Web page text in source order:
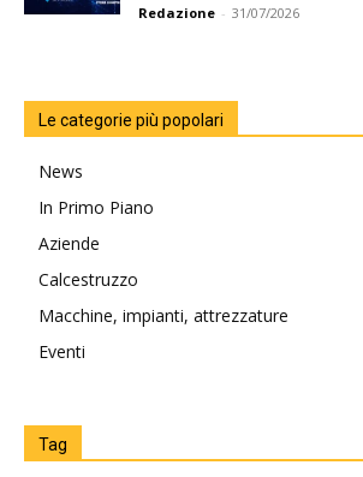
Redazione - 31/07/2026
Le categorie più popolari
News
In Primo Piano
Aziende
Calcestruzzo
Macchine, impianti, attrezzature
Eventi
Tag